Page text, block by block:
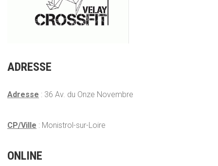
ADRESSE
Adresse : 36 Av. du Onze Novembre
CP/Ville : Monistrol-sur-Loire
ONLINE